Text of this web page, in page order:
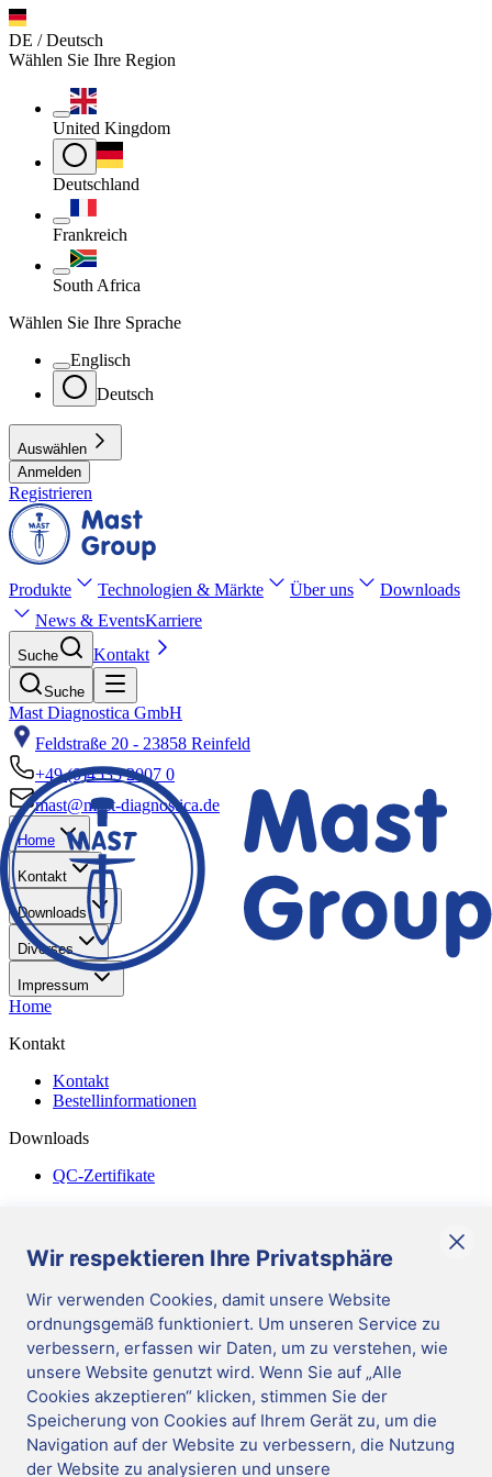
Wir respektieren Ihre Privatsphäre
Wir verwenden Cookies, damit unsere Website
ordnungsgemäß funktioniert. Um unseren Service zu
verbessern, erfassen wir Daten, um zu verstehen, wie
unsere Website genutzt wird. Wenn Sie auf „Alle
Cookies akzeptieren“ klicken, stimmen Sie der
Speicherung von Cookies auf Ihrem Gerät zu, um die
Navigation auf der Website zu verbessern, die Nutzung
der Website zu analysieren und unsere
DE / Deutsch
Wählen Sie Ihre Region
United Kingdom
Deutschland
Frankreich
South Africa
Wählen Sie Ihre Sprache
Englisch
Deutsch
Auswählen
Anmelden
Registrieren
Produkte Technologien & Märkte Über uns
Downloads
News & EventsKarriere
Suche Kontakt
Suche
Mast Diagnostica GmbH
Feldstraße 20 - 23858 Reinfeld
+49 (0)4533 2007 0
mast@mast-diagnostica.de
Home
Kontakt
Downloads
Diverses
Impressum
Home
Kontakt
Kontakt
Bestellinformationen
Downloads
QC-Zertifikate
Allgemeine Geschäftsbedingungen
Corporate Responsibility
German
Cookies verwalten
Impressum |
Datenschutz |
Hinweisgeber-System
Update cookie preferences |Mast Diagnostica GmbH 2026
Folgen Sie uns